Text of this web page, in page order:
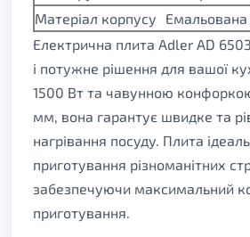
Матеріал корпусу
Емальована
Електрична плита Adler AD
і потужне рішення для вашої
1500 Вт та чавунною
мм, вона гарантує швидке та
нагрівання посуду. Плита
приготування різноманітних
забезпечуючи максимальний
приготування.